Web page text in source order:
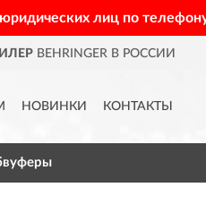
лиц по
BEHRINGER В РОССИИ
НОВИНКИ КОНТАКТЫ